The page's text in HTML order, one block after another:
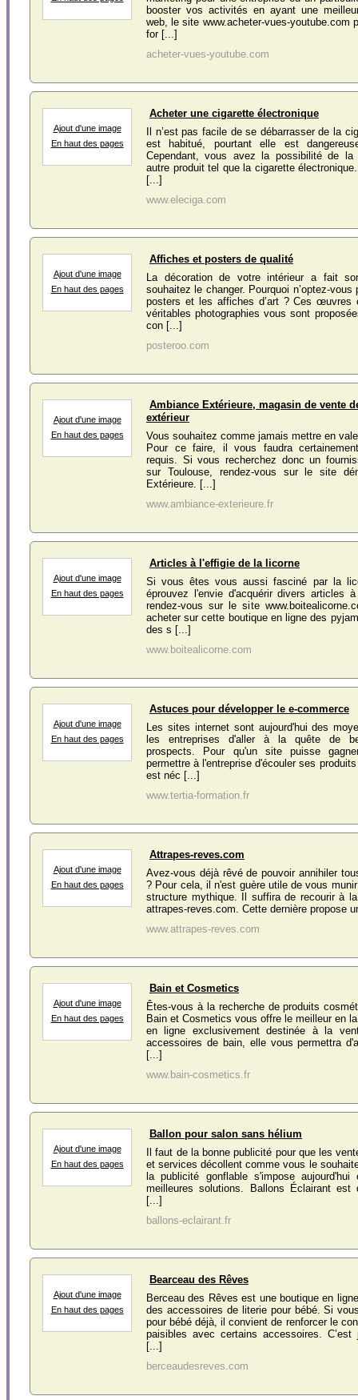
booster vos activités en ayant une
web, le site www.acheter-vues-youtube.com
for [...]
acheter-vues-youtube.com
Ajout d'une image
En haut des pages
Acheter une cigarette électronique
Il n’est pas facile de se débarrasser de la
est habitué, pourtant elle est
Cependant, vous avez la possibilité de la
autre produit tel que la cigarette
[...]
www.eleciga.com
Ajout d'une image
En haut des pages
Affiches et posters de qualité
La décoration de votre intérieur a fait
souhaitez le changer. Pourquoi n’optez-
posters et les affiches d’art ? Ces œuvres
véritables photographies vous sont
con [...]
posteroo.com
Ajout d'une image
En haut des pages
Ambiance Extérieure, magasin de vente
extérieur
Vous souhaitez comme jamais mettre en
Pour ce faire, il vous faudra
requis. Si vous recherchez donc un
sur Toulouse, rendez-vous sur le site
Extérieure. [...]
www.ambiance-exterieure.fr
Ajout d'une image
En haut des pages
Articles à l'effigie de la licorne
Si vous êtes vous aussi fasciné par la
éprouvez l'envie d'acquérir divers articles
rendez-vous sur le site
acheter sur cette boutique en ligne des
des s [...]
www.boitealicorne.com
Ajout d'une image
En haut des pages
Astuces pour développer le e-commerce
Les sites internet sont aujourd'hui des
les entreprises d'aller à la quête de
prospects. Pour qu'un site puisse
permettre à l'entreprise d'écouler ses
est néc [...]
www.tertia-formation.fr
Ajout d'une image
En haut des pages
Attrapes-reves.com
Avez-vous déjà rêvé de pouvoir annihiler
? Pour cela, il n'est guère utile de vous
structure mythique. Il suffira de recourir à
attrapes-reves.com. Cette dernière propose
www.attrapes-reves.com
Ajout d'une image
En haut des pages
Bain et Cosmetics
Êtes-vous à la recherche de produits
Bain et Cosmetics vous offre le meilleur en
en ligne exclusivement destinée à la
accessoires de bain, elle vous permettra
[...]
www.bain-cosmetics.fr
Ajout d'une image
En haut des pages
Ballon pour salon sans hélium
Il faut de la bonne publicité pour que les
et services décollent comme vous le
la publicité gonflable s'impose aujourd'hui
meilleures solutions. Ballons Éclairant est
[...]
ballons-eclairant.fr
Ajout d'une image
En haut des pages
Bearceau des Rêves
Berceau des Rêves est une boutique en
des accessoires de literie pour bébé. Si
pour bébé déjà, il convient de renforcer le
paisibles avec certains accessoires.
[...]
berceaudesreves.com